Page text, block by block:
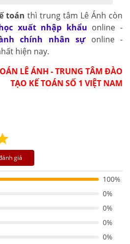
toán thì trung tâm Lê Ánh còn
xuất nhập khẩu online -
chính nhân sựonline -
hiện nay.
LÊ ÁNH - TRUNG TÂM ĐÀO
TẠO KẾ TOÁN SỐ 1 VIỆT NAM
giá
100%
0%
0%
0%
0%